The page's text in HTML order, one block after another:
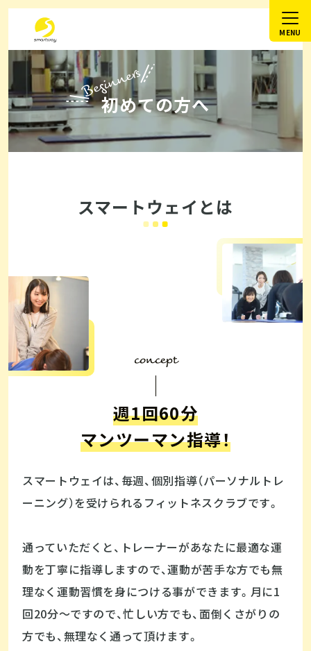
Beginners
初めての方へ
スマートウェイとは
concept
週1回60分
マンツーマン指導！
スマートウェイは、毎週、個別指導（パーソナルトレ
ーニング）を受けられるフィットネスクラブです。
通っていただくと、トレーナーがあなたに最適な運
動を丁寧に指導しますので、運動が苦手な方でも無
理なく運動習慣を身につける事ができます。月に1
回20分〜ですので、忙しい方でも、面倒くさがりの
方でも、無理なく通って頂けます。